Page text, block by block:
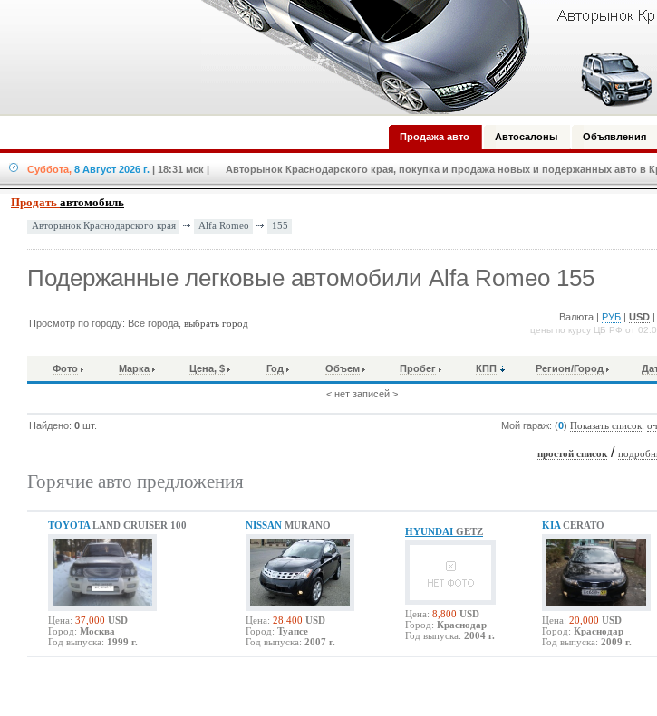
Продажа авто Автосалоны Объявления
Суббота, 8 Август 2026 г. | 18:31 мск | Авторынок Краснодарского края, покупка и продажа новых и подержанных авто в
Продать автомобиль
Авторынок Краснодарского края Alfa Romeo 155
Подержанные легковые автомобили Alfa Romeo 155
Просмотр по городу: Все города,выбрать город
Валюта | РУБ |USD
цены по курсу ЦБ РФ от
Фото Марка Цена, $ Год Объем Пробег КПП Регион/Город
< нет записей >
Найдено:0 шт. Мой гараж: (0)Показать список ,
простой список /
Горячие авто предложения
TOYOTA LAND CRUISER 100
Цена: 37,000 USD
Город: Москва
Год выпуска: 1999 г.
NISSAN MURANO
Цена: 28,400 USD
Город: Туапсе
Год выпуска: 2007 г.
HYUNDAI GETZ
Цена: 8,800 USD
Город: Краснодар
Год выпуска: 2004 г.
KIA CERATO
Цена: 20,000 USD
Город: Краснодар
Год выпуска: 2009 г.